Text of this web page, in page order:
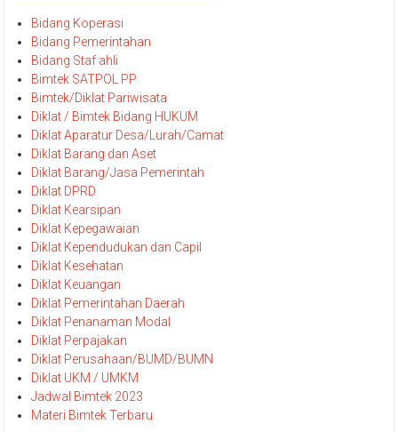
Bidang Koperasi
Bidang Pemerintahan
Bidang Staf ahli
Bimtek SATPOL PP
Bimtek/Diklat Pariwisata
Diklat / Bimtek Bidang HUKUM
Diklat Aparatur Desa/Lurah/Camat
Diklat Barang dan Aset
Diklat Barang/Jasa Pemerintah
Diklat DPRD
Diklat Kearsipan
Diklat Kepegawaian
Diklat Kependudukan dan Capil
Diklat Kesehatan
Diklat Keuangan
Diklat Pemerintahan Daerah
Diklat Penanaman Modal
Diklat Perpajakan
Diklat Perusahaan/BUMD/BUMN
Diklat UKM / UMKM
Jadwal Bimtek 2023
Materi Bimtek Terbaru